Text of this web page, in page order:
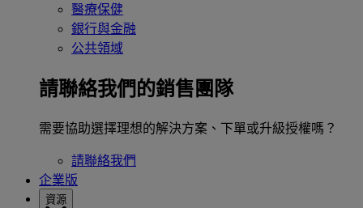
醫療保健
銀行與金融
公共領域
請聯絡我們的銷售團隊
需要協助選擇理想的解決方案、下單或升級授權嗎？
請聯絡我們
企業版
資源